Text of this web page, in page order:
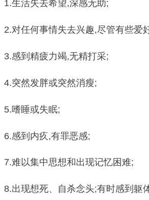
1.生活失去希望,深感无助;
2.对任何事情失去兴趣,尽管有些爱
3.感到精疲力竭,无精打采;
4.突然发胖或突然消瘦;
5.嗜睡或失眠;
6.感到内疚,有罪恶感;
7.难以集中思想和出现记忆困难;
8.出现想死、自杀念头;有时感到躯